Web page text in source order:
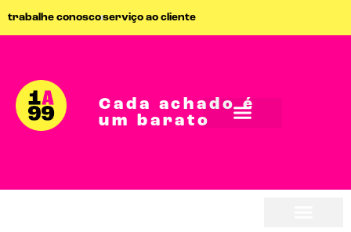
trabalhe conoscoserviço ao cliente
Cada achado é
um barato